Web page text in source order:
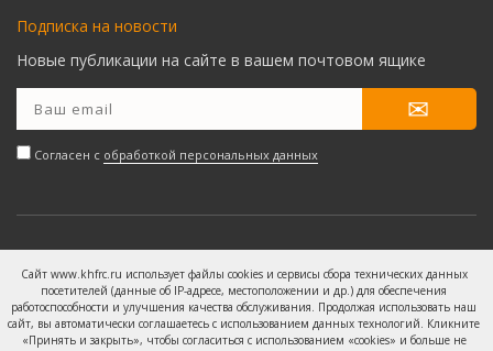
Подписка на новости
Новые публикации на сайте в вашем почтовом ящике
Согласен с обработкой персональных данных
исследовательский центр ДВО РАН
Базовые документы/Политика конфиденциальности/
Контакты
Сайт www.khfrc.ru использует файлы cookies и сервисы сбора технических данных
посетителей (данные об IP-адресе, местоположении и др.) для обеспечения
работоспособности и улучшения качества обслуживания. Продолжая использовать наш
сайт, вы автоматически соглашаетесь с использованием данных технологий. Кликните
«Принять и закрыть», чтобы согласиться с использованием «cookies» и больше не